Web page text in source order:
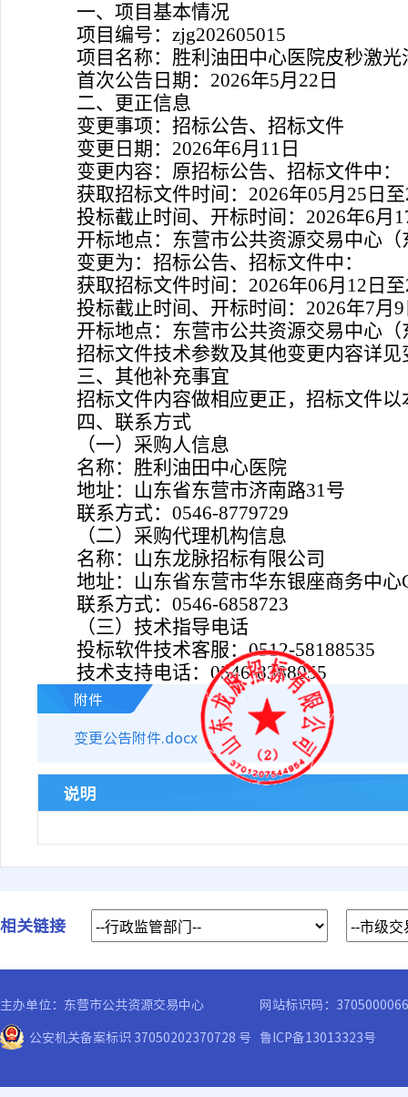
一、项目基本情况
项目编号： zjg202605015
项目名称： 胜利油田中心医院皮秒激光
首次公告日期： 2026年5月 22 日
二、更正信息
变更事项：招标公告、招标文件
变更日期： 2026年6月 11 日
变更内容： 原招标公告、招标文件中：
获取招标文件时间： 2026年05月25日 至
投标截止时间、开标时间： 2026年6月
开标地点：东营市公共资源交易中心
变更为： 招标公告、招标文件中：
获取招标文件时间： 2026年06月12日 至
投标截止时间、 开标时间： 2026年7月 9
开标地点：东营市公共资源交易中心
招标文件技术参数及其他变更内容详见
三、其他补充事宜
招标文件内容做相应更正，招标文件
四、联系方式
（一）采购人信息
名称：胜利油田中心医院
地址：山东省东营市济南路31号
联系方式： 0546-8779729
（二）采购代理机构信息
名称：山东龙脉招标有限公司
地址：山东省东营市华东银座商务中心
联系方式： 0546-6858723
（三）技术指导电话
投标软件技术客服：0512-58188535
技术支持电话： 0546-8388055
附件
变更公告附件.docx
说明
相关链接
主办单位：东营市公共资源交易中心
网站标识码：3705000066
公安机关备案标识 37050202370728 号 鲁ICP备13013323号